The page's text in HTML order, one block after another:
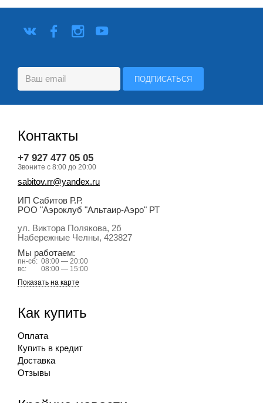
Контакты
+7 927 477 05 05
Звоните с 8:00 до 20:00
sabitov.rr@yandex.ru
ИП Сабитов Р.Р.
РОО "Аэроклуб "Альтаир-Аэро" РТ
ул. Виктора Полякова, 2б
Набережные Челны, 423827
Мы работаем:
пн-сб: 08:00 — 20:00
вс:
08:00 — 15:00
Показать на карте
Как купить
Оплата
Купить в кредит
Доставка
Отзывы